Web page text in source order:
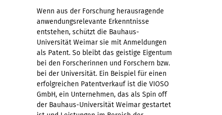
Wenn aus der Forschung herausragende
anwendungsrelevante Erkenntnisse
entstehen, schützt die Bauhaus-
Universität Weimar sie mit Anmeldungen
als Patent. So bleibt das geistige Eigentum
bei den Forscherinnen und Forschern bzw.
bei der Universität. Ein Beispiel für einen
erfolgreichen Patentverkauf ist die VIOSO
GmbH, ein Unternehmen, das als Spin off
der Bauhaus-Universität Weimar gestartet